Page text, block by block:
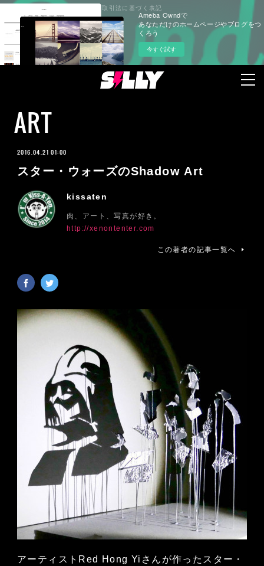
Ameba Owndで
あなただけのホームページやブログをつ
くろう
今すぐ試す
ART
2016.04.21 01:00
スター・ウォーズのShadow Art
kissaten
肉、アート、写真が好き。
http://xenontenter.com
この著者の記事一覧へ
アーティストRed Hong Yiさんが作ったスター・
プライバシーポリシー 特定商取引法に基づく表記